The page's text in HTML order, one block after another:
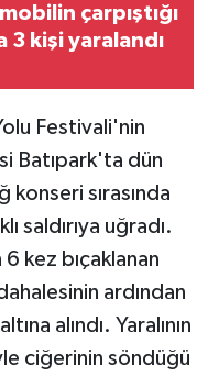
çarpıştığı
3 kişi yaralandı
Festivali'nin
Batıpark'ta dün
sırasında
saldırıya uğradı.
kez bıçaklanan
ardından
alındı. Yaralının
ciğerinin söndüğü